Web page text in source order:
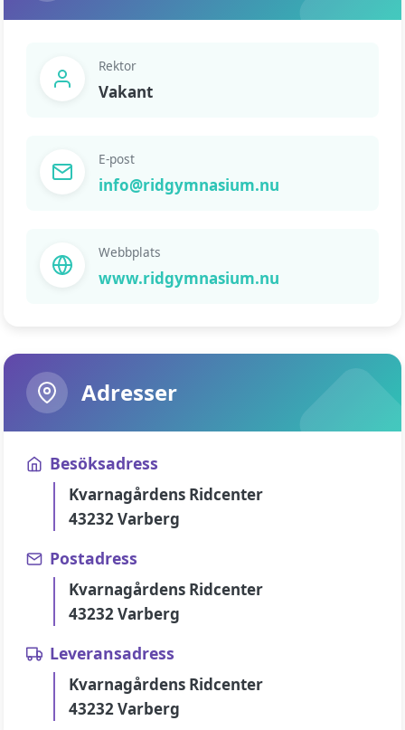
Rektor
Vakant
E-post
info@ridgymnasium.nu
Webbplats
www.ridgymnasium.nu
Adresser
Besöksadress
Kvarnagårdens Ridcenter
43232 Varberg
Postadress
Kvarnagårdens Ridcenter
43232 Varberg
Leveransadress
Kvarnagårdens Ridcenter
43232 Varberg